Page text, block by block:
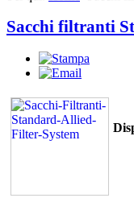
Sacchi filtranti